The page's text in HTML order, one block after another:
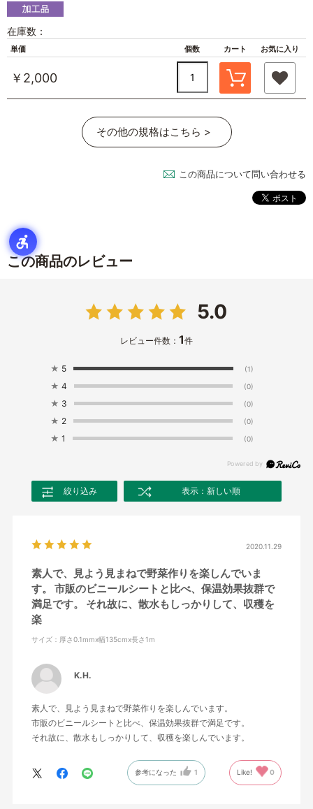
在庫数：
単価 個数 カート お気に入り
￥2,000
その他の規格はこちら >
この商品について問い合わせる
この商品のレビュー
5.0
レビュー件数： 1件
★ 5 (1)
★ 4 (0)
★ 3 (0)
★ 2 (0)
★ 1 (0)
絞り込み 表示：新しい順
2020.11.29
素人で、見よう見まねで野菜作りを楽しんでいま
す。 市販のビニールシートと比べ、保温効果抜群で
満足です。 それ故に、散水もしっかりして、収穫を
楽
サイズ：厚さ0.1mmx幅135cmx長さ1m
K.H.
素人で、見よう見まねで野菜作りを楽しんでいます。
市販のビニールシートと比べ、保温効果抜群で満足です。
それ故に、散水もしっかりして、収穫を楽しんでいます。
参考になった 1 Like! 0